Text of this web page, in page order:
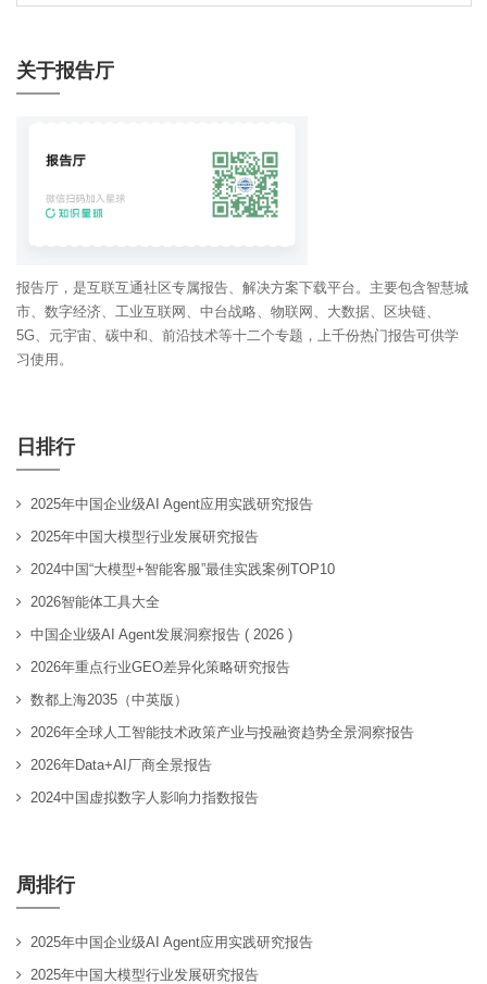
关于报告厅
报告厅，是互联互通社区专属报告、解决方案下载平台。主要包含智慧城
市、数字经济、工业互联网、中台战略、物联网、大数据、区块链、
5G、元宇宙、碳中和、前沿技术等十二个专题，上千份热门报告可供学
习使用。
日排行
2025年中国企业级AI Agent应用实践研究报告
2025年中国大模型行业发展研究报告
2024中国“大模型+智能客服”最佳实践案例TOP10
2026智能体工具大全
中国企业级AI Agent发展洞察报告 ( 2026 )
2026年重点行业GEO差异化策略研究报告
数都上海2035（中英版）
2026年全球人工智能技术政策产业与投融资趋势全景洞察报告
2026年Data+AI厂商全景报告
2024中国虚拟数字人影响力指数报告
周排行
2025年中国企业级AI Agent应用实践研究报告
2025年中国大模型行业发展研究报告